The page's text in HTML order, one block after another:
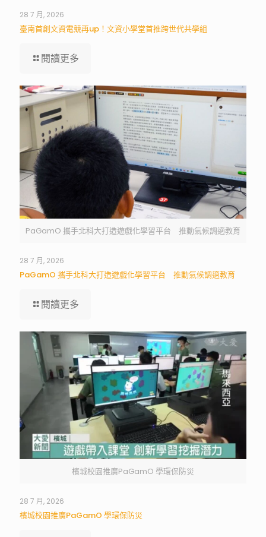
28 7 月, 2026
臺南首創文資電競再up！文資小學堂首推跨世代共學組
閱讀更多
PaGamO 攜手北科大打造遊戲化學習平台 推動氣候調適教育
28 7 月, 2026
PaGamO 攜手北科大打造遊戲化學習平台 推動氣候調適教育
閱讀更多
檳城校園推廣PaGamO 學環保防災
28 7 月, 2026
檳城校園推廣PaGamO 學環保防災